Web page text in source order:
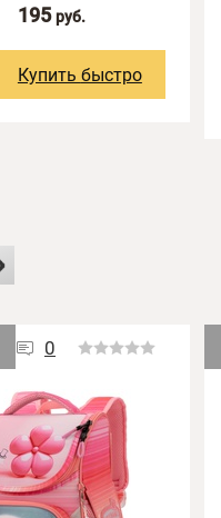
195 руб.
Купить быстро
0